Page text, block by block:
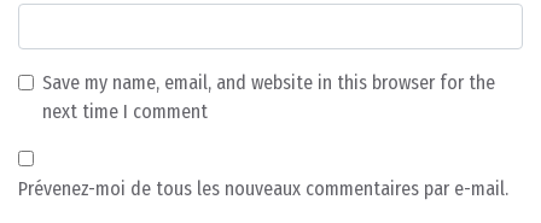
Save my name, email, and website in this browser for the
next time I comment
Prévenez-moi de tous les nouveaux commentaires par e-mail.